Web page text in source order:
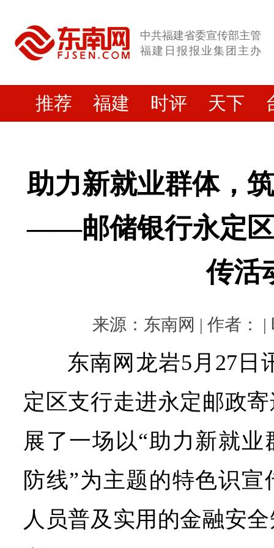
中共福建省委宣传部主管
福建日报报业集团主办
推荐 福建 时评 天下
助力新就业群体，
——邮储银行永定区
传活
来源：东南网 | 作者： |
东南网龙岩5月27日
定区支行走进永定邮政
展了一场以“助力新就
防线”为主题的特色识
人员普及实用的金融安